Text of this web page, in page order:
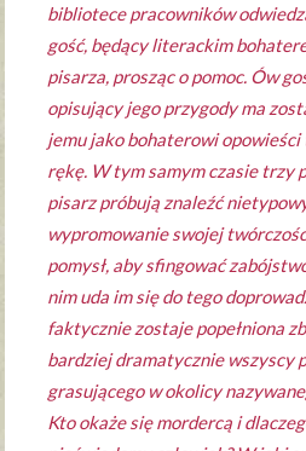
bibliotece pracowników
gość, będący literackim
pisarza, prosząc o pomoc. Ów
opisujący jego przygody ma
jemu jako bohaterowi
rękę. W tym samym czasie trzy
pisarz próbują znaleźć
wypromowanie swojej
pomysł, aby sfingować
nim uda im się do tego
faktycznie zostaje popełniona
bardziej dramatycznie wszyscy
grasującego w okolicy
Kto okaże się mordercą i